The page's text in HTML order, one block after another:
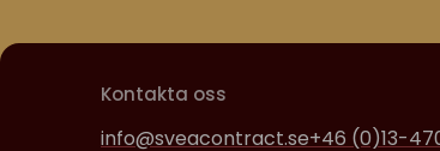
Kontakta oss
info@sveacontract.se+46 (0)13-